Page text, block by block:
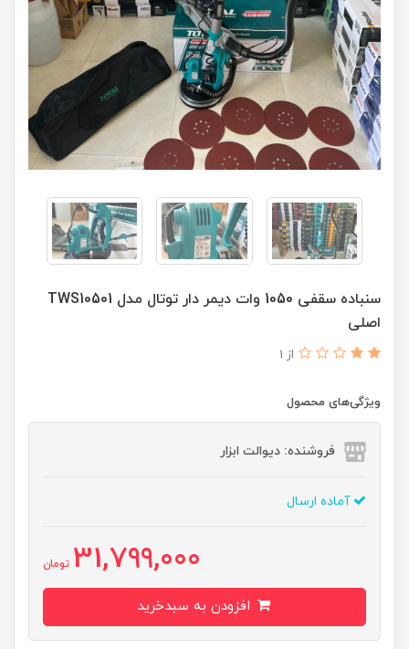
سنباده سقفی 1050 وات دیمر دار توتال مدل TWS10501
اصلی
از 1
ویژگی‌های محصول
فروشنده: دیوالت ابزار
آماده ارسال
31,799,000 تومان